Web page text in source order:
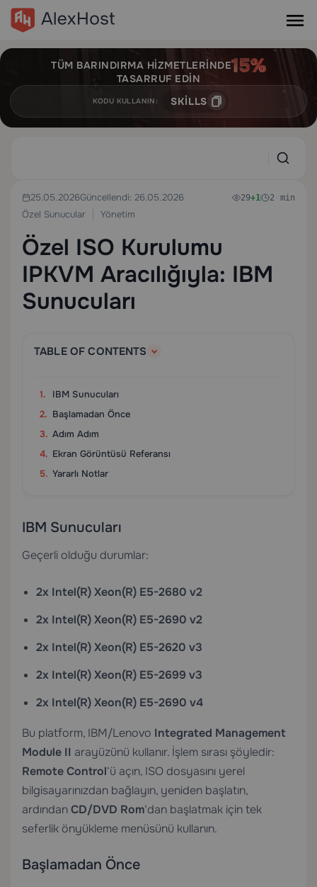
TÜM BARINDIRMA HIZMETLERINDE
TASARRUF EDIN
KODU KULLANIN: SKILLS
25.05.2026Güncellendi: 26.05.2026
Özel Sunucular
Yönetim
29+1 2 min
Özel ISO Kurulumu
IPKVM Aracılığıyla: IBM
Sunucuları
TABLE OF CONTENTS
IBM Sunucuları
Başlamadan Önce
Adım Adım
Ekran Görüntüsü Referansı
Yararlı Notlar
IBM Sunucuları
Geçerli olduğu durumlar:
2x Intel(R) Xeon(R) E5-2680 v2
2x Intel(R) Xeon(R) E5-2690 v2
2x Intel(R) Xeon(R) E5-2620 v3
2x Intel(R) Xeon(R) E5-2699 v3
2x Intel(R) Xeon(R) E5-2690 v4
Bu platform, IBM/Lenovo Integrated Management
Module II arayüzünü kullanır. İşlem sırası şöyledir:
Remote Control‘ü açın, ISO dosyasını yerel
bilgisayarınızdan bağlayın, yeniden başlatın,
ardındanCD/DVD Rom‘dan başlatmak için tek
seferlik önyükleme menüsünü kullanın.
Başlamadan Önce